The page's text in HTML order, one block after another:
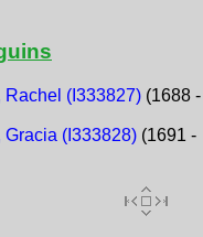
Rachel (I333827)(1688 -
(I333828)(1691 -